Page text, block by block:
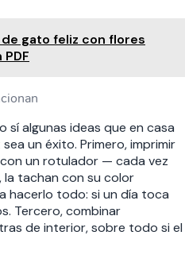
de gato feliz con flores
sí algunas ideas que en casa
un éxito. Primero, imprimir
un rotulador — cada vez
tachan con su color
hacerlo todo: si un día toca
Tercero, combinar
de interior, sobre todo si el